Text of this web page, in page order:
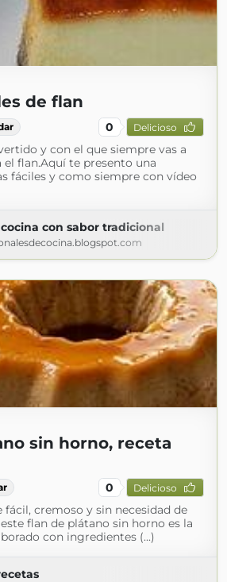
de flan
0 Delicioso
y con el que siempre vas a
flan.Aquí te presento una
fáciles y como siempre con vídeo
con sabor tradicional
sin horno, receta
0 Delicioso
fácil, cremoso y sin necesidad de
flan de plátano sin horno es la
con ingredientes (...)